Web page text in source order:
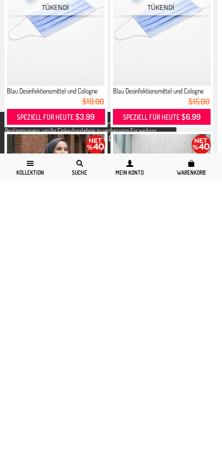
X
Wir verwenden Cookies in Übereinstimmung mit den gesetzlichen
Bestimmungen, um Ihr Einkaufserlebnis zu verbessern.Für weitere
Detallierte Informationen können Sie unsere Datenschutz und Cookies
Seite zugreifen.
KOLLEKTION SUCHE MEIN KONTO WARENKORB
Blau Desinfektionsmittel und Cologne
$10.00
SPEZIELL FÜR HEUTE$3.99
Blau Desinfektionsmittel und Cologne
$15.00
SPEZIELL FÜR HEUTE$6.99